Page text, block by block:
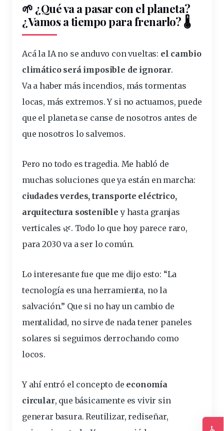
🌱 ¿Qué va a pasar con el planeta?
¿Vamos a tiempo para frenarlo? 🌡️
Acá la IA no se anduvo con vueltas: el cambio
climático será imposible de ignorar.
Va a haber más incendios, más tormentas
locas, más extremos. Y si no actuamos, puede
que el planeta se canse de nosotros antes de
que nosotros lo salvemos.
Pero no todo es tragedia. Me habló de
muchas soluciones que ya están en marcha:
ciudades verdes, transporte eléctrico,
arquitectura sostenible y hasta granjas
verticales 🌿. Todo lo que hoy parece raro,
para 2030 va a ser lo común.
Lo interesante fue que me dijo esto: “La
tecnología es una herramienta, no la
salvación.” Que si no hay un cambio de
mentalidad, no sirve de nada tener paneles
solares si seguimos derrochando como
locos.
Y ahí entró el concepto de economía
circular, que básicamente es vivir sin
generar basura. Reutilizar, rediseñar,